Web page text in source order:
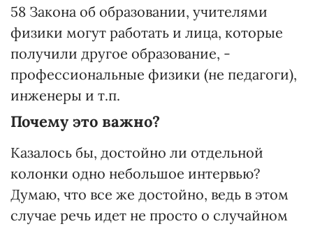
58 Закона об образовании, учителями
физики могут работать и лица, которые
получили другое образование, -
профессиональные физики (не педагоги),
инженеры и т.п.
Почему это важно?
Казалось бы, достойно ли отдельной
колонки одно небольшое интервью?
Думаю, что все же достойно, ведь в этом
случае речь идет не просто о случайном